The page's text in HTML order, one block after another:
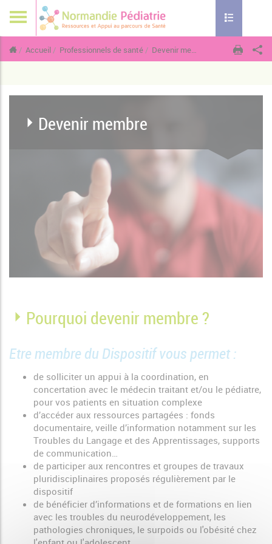
Toggle
Accueil Professionnels de santé Devenir membre Devenir
Devenir membre
Pourquoi devenir membre ?
Etre membre du Dispositif vous permet :
de solliciter un appui à la coordination, en
concertation avec le médecin traitant et/ou le pédiatre,
pour vos patients en situation complexe
d’accéder aux ressources partagées : fonds
documentaire, veille d’information notamment sur les
Troubles du Langage et des Apprentissages, supports
de communication…
de participer aux rencontres et groupes de travaux
pluridisciplinaires proposés régulièrement par le
dispositif
de bénéficier d’informations et de formations en lien
avec les troubles du neurodéveloppement, les
pathologies chroniques, le surpoids ou l'obésité chez